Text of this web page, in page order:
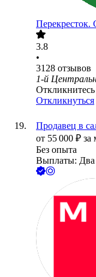
Перекресток.
3.8
•
3128 отзывов
1-й
Откликнуться
Продавец в
от 55 000 ₽ за
Без опыта
Выплаты: Два